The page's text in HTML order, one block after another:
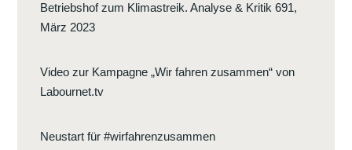
Betriebshof zum Klimastreik. Analyse & Kritik 691,
März 2023
Video zur Kampagne „Wir fahren zusammen“ von
Labournet.tv
Neustart für #wirfahrenzusammen